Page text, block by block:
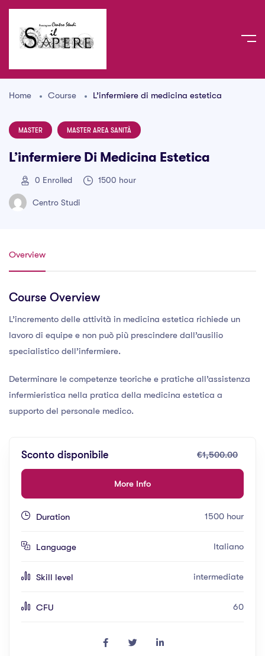
Home Course L’infermiere di medicina estetica
MASTER MASTER AREA SANITÀ
L’infermiere Di Medicina Estetica
0 Enrolled 1500 hour
Centro Studi
Overview
Course Overview
L’incremento delle attività in medicina estetica richiede un
lavoro di equipe e non può più prescindere dall’ausilio
specialistico dell’infermiere.
Determinare le competenze teoriche e pratiche all’assistenza
infermieristica nella pratica della medicina estetica a
supporto del personale medico.
Sconto disponibile €1,500.00
More Info
Duration 1500 hour
Language Italiano
Skill level intermediate
CFU 60